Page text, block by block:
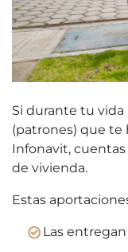
Si durante tu
(patrones) que te
Infonavit,
de vivienda.
Estas
Las